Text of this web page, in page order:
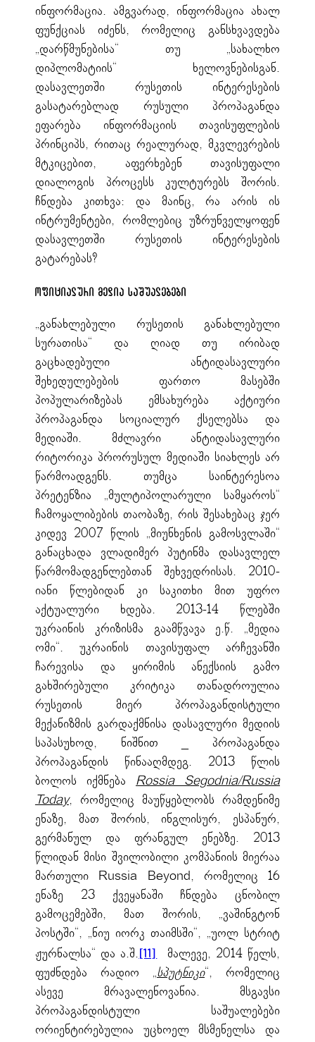
ინფორმაცია. ამგვარად, ინფორმაცია ახალ
ფუნქციას იძენს, რომელიც განსხვავდება
„დარწმუნებისა“ თუ „სახალხო
დიპლომატიის“ ხელოვნებისგან.
დასავლეთში რუსეთის ინტერესების
გასატარებლად რუსული პროპაგანდა
ეფარება ინფორმაციის თავისუფლების
პრინციპს, რითაც რეალურად, მკვლევრების
მტკიცებით, აფერხებენ თავისუფალი
დიალოგის პროცესს კულტურებს შორის.
ჩნდება კითხვა: და მაინც, რა არის ის
ინტრუმენტები, რომლებიც უზრუნველყოფენ
დასავლეთში რუსეთის ინტერესების
გატარებას?
ოფიციალური მედია საშუალებები
„განახლებული რუსეთის განახლებული
სურათისა“ და ღიად თუ ირიბად
გაცხადებული ანტიდასავლური
შეხედულებების ფართო მასებში
პოპულარიზებას ემსახურება აქტიური
პროპაგანდა სოციალურ ქსელებსა და
მედიაში. მძლავრი ანტიდასავლური
რიტორიკა პრორუსულ მედიაში სიახლეს არ
წარმოადგენს. თუმცა საინტერესოა
პრეტენზია „მულტიპოლარული სამყაროს“
ჩამოყალიბების თაობაზე, რის შესახებაც ჯერ
კიდევ 2007 წლის „მიუნხენის გამოსვლაში“
განაცხადა ვლადიმერ პუტინმა დასავლელ
წარმომადგენლებთან შეხვედრისას. 2010-
იანი წლებიდან კი საკითხი მით უფრო
აქტუალური ხდება. 2013-14 წლებში
უკრაინის კრიზისმა გაამწვავა ე.წ. „მედია
ომი“. უკრაინის თავისუფალ არჩევანში
ჩარევისა და ყირიმის ანექსიის გამო
გახშირებული კრიტიკა თანადროულია
რუსეთის მიერ პროპაგანდისტული
მექანიზმის გარდაქმნისა დასავლური მედიის
საპასუხოდ, ნიშნით _ პროპაგანდა
პროპაგანდის წინააღმდეგ. 2013 წლის
ბოლოს იქმნება Rossia Segodnia/Russia
Today, რომელიც მაუწყებლობს რამდენიმე
ენაზე, მათ შორის, ინგლისურ, ესპანურ,
გერმანულ და ფრანგულ ენებზე. 2013
წლიდან მისი შვილობილი კომპანიის მიერაა
მართული Russia Beyond, რომელიც 16
ენაზე 23 ქვეყანაში ჩნდება ცნობილ
გამოცემებში, მათ შორის, „ვაშინგტონ
პოსტში“, „ნიუ იორკ თაიმსში“, „უოლ სტრიტ
ჟურნალსა“ და ა.შ. [11]
მალევე, 2014 წელს,
ფუძნდება რადიო „სპუტნიკი“, რომელიც
ასევე მრავალენოვანია. მსგავსი
პროპაგანდისტული საშუალებები
ორიენტირებულია უცხოელ მსმენელსა და